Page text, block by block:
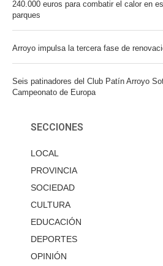
240.000 euros para combatir el calor en
parques
Arroyo impulsa la tercera fase de
Seis patinadores del Club Patín Arroyo
Campeonato de Europa
SECCIONES
LOCAL
PROVINCIA
SOCIEDAD
CULTURA
EDUCACIÓN
DEPORTES
OPINIÓN